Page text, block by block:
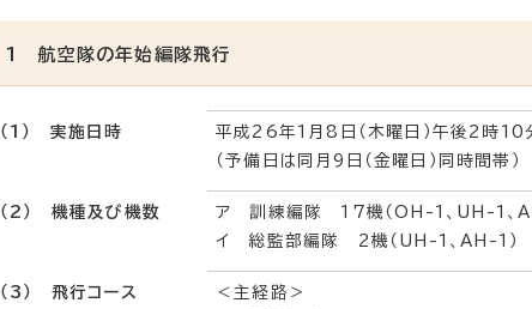
1 航空隊の年始編隊飛行
（1） 実施日時
平成26年1月8日（木曜日）午後2時10
（予備日は同月9日（金曜日）同時間帯）
（2） 機種及び機数
ア 訓練編隊 17機（OH-1、UH-1、
イ 総監部編隊 2機（UH-1、AH-1）
（3） 飛行コース
＜主経路＞